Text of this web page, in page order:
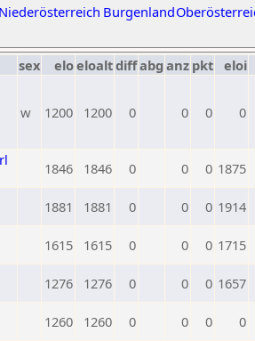
Niederösterreich Burgenland
sex eloeloaltdiffabg anz pkt eloi
w 1200 1200 0 0 0 0
1846 1846 0 0 0 1875
1881 1881 0 0 0 1914
1615 1615 0 0 0 1715
1276 1276 0 0 0 1657
1260 1260 0 0 0 0